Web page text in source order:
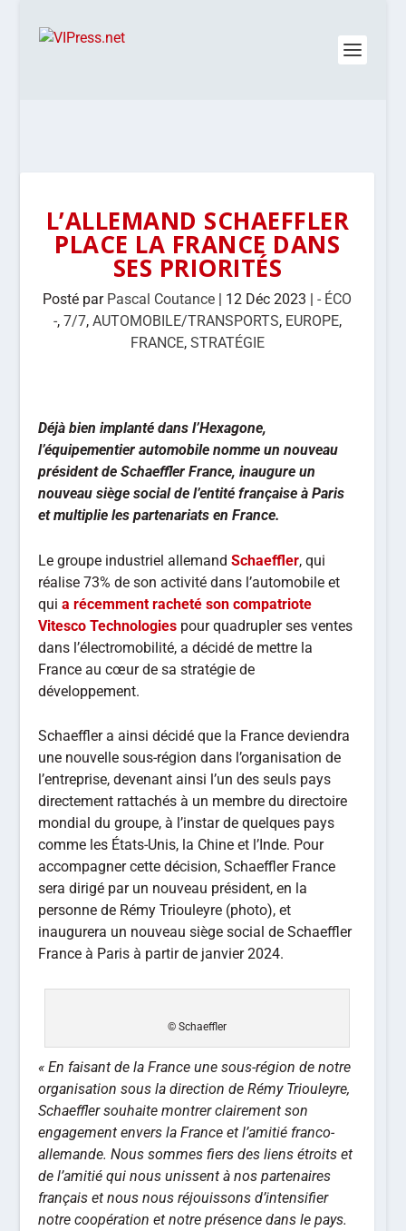
L’ALLEMAND SCHAEFFLER
PLACE LA FRANCE DANS
SES PRIORITÉS
Posté par Pascal Coutance | 12 Déc 2023 |- ÉCO
-, 7/7, AUTOMOBILE/TRANSPORTS, EUROPE,
FRANCE, STRATÉGIE
Déjà bien implanté dans l’Hexagone,
l’équipementier automobile nomme un nouveau
président de Schaeffler France, inaugure un
nouveau siège social de l’entité française à Paris
et multiplie les partenariats en France.
Le groupe industriel allemandSchaeffler, qui
réalise 73% de son activité dans l’automobile et
quia récemment racheté son compatriote
Vitesco Technologies pour quadrupler ses ventes
dans l’électromobilité, a décidé de mettre la
France au cœur de sa stratégie de
développement.
Schaeffler a ainsi décidé que la France deviendra
une nouvelle sous-région dans l’organisation de
l’entreprise, devenant ainsi l’un des seuls pays
directement rattachés à un membre du directoire
mondial du groupe, à l’instar de quelques pays
comme les États-Unis, la Chine et l’Inde. Pour
accompagner cette décision, Schaeffler France
sera dirigé par un nouveau président, en la
personne de Rémy Triouleyre (photo), et
inaugurera un nouveau siège social de Schaeffler
France à Paris à partir de janvier 2024.
© Schaeffler
« En faisant de la France une sous-région de notre
organisation sous la direction de Rémy Triouleyre,
Schaeffler souhaite montrer clairement son
engagement envers la France et l’amitié franco-
allemande. Nous sommes fiers des liens étroits et
de l’amitié qui nous unissent à nos partenaires
français et nous nous réjouissons d’intensifier
notre coopération et notre présence dans le pays.